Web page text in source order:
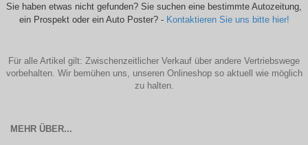
Sie haben etwas nicht gefunden? Sie suchen eine bestimmte Autozeitung,
ein Prospekt oder ein Auto Poster? - Kontaktieren Sie uns bitte hier!
Für alle Artikel gilt: Zwischenzeitlicher Verkauf über andere Vertriebswege
vorbehalten. Wir bemühen uns, unseren Onlineshop so aktuell wie möglich
zu halten.
MEHR ÜBER...